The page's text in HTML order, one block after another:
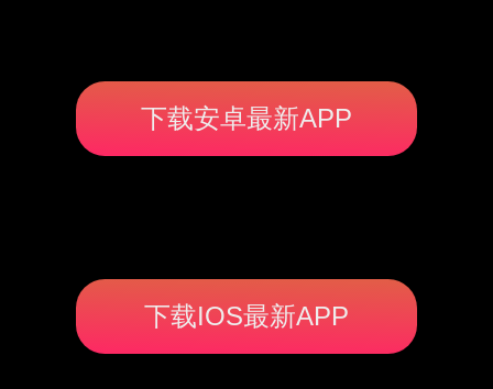
下载安卓最新APP
下载IOS最新APP